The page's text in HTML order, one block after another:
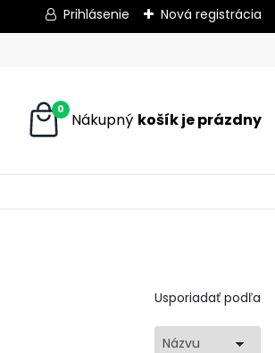
Prihlásenie Nová registrácia
0
Usporiadať podľa
Názvu